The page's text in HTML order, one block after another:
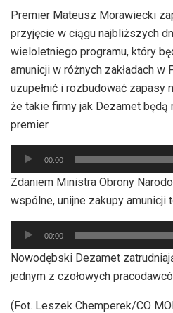
Premier Mateusz Morawiecki
przyjęcie w ciągu najbliższych
wieloletniego programu, który
amunicji w różnych zakładach
uzupełnić i rozbudować zapasy
że takie firmy jak Dezamet będą
premier.
Odtwarzacz
plików
dźwiękowych
00:00
Zdaniem Ministra Obrony
wspólne, unijne zakupy amunicji
Odtwarzacz
plików
dźwiękowych
00:00
Nowodębski Dezamet
jednym z czołowych
(Fot. Leszek Chemperek/CO